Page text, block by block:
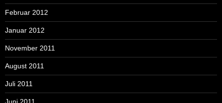
Februar 2012
Januar 2012
November 2011
August 2011
Juli 2011